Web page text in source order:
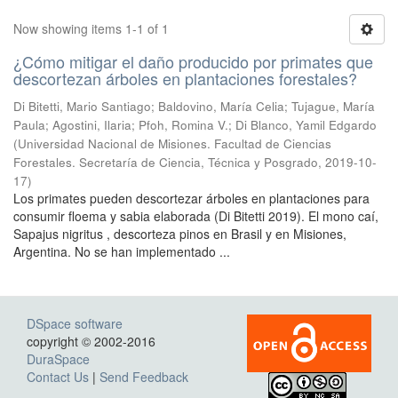
Now showing items 1-1 of 1
¿Cómo mitigar el daño producido por primates que
descortezan árboles en plantaciones forestales?
Di Bitetti, Mario Santiago; Baldovino, María Celia; Tujague, María
Paula; Agostini, Ilaria; Pfoh, Romina V.; Di Blanco, Yamil Edgardo
(Universidad Nacional de Misiones. Facultad de Ciencias
Forestales. Secretaría de Ciencia, Técnica y Posgrado, 2019-10-
17)
Los primates pueden descortezar árboles en plantaciones para
consumir floema y sabia elaborada (Di Bitetti 2019). El mono caí,
Sapajus nigritus , descorteza pinos en Brasil y en Misiones,
Argentina. No se han implementado ...
DSpace software
copyright © 2002-2016
DuraSpace
Contact Us | Send Feedback